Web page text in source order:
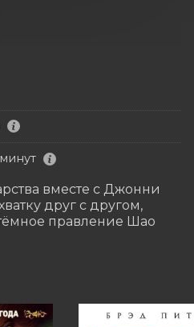
вместе с Джонни
друг с другом,
правление Шао